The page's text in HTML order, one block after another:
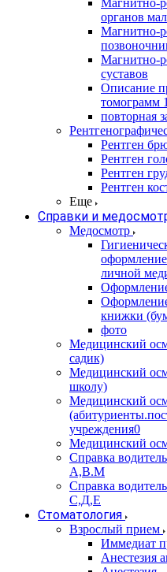
Магнитно-
органов
Магнитно-
Магнитно-
суставов
Описание
томограмм
повторная
Рентген
Рентген
Рентген
Рентген
Еще
Справки и
Медосмотр
личной
книжки
фото
Медицинский
садик)
Медицинский
школу)
Медицинский
учреждения0
Медицинский
Справка
А,В.М
Справка
С,Д,Е
Стоматология
Взрослый прием
Иммедиат
Анестезия